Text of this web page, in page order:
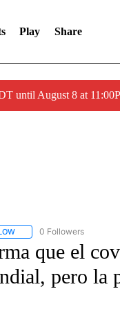
Play Share
until August 8 at
FOLLOW "CNN-SPANISH"
0 Followers
que el
pero la